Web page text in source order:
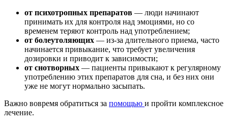
от психотропных препаратов — люди начинают
принимать их для контроля над эмоциями, но со
временем теряют контроль над употреблением;
от болеутоляющих — из-за длительного приема, часто
начинается привыкание, что требует увеличения
дозировки и приводит к зависимости;
от снотворных — пациенты привыкают к регулярному
употреблению этих препаратов для сна, и без них они
уже не могут нормально засыпать.
Важно вовремя обратиться за помощью и пройти комплексное
лечение.